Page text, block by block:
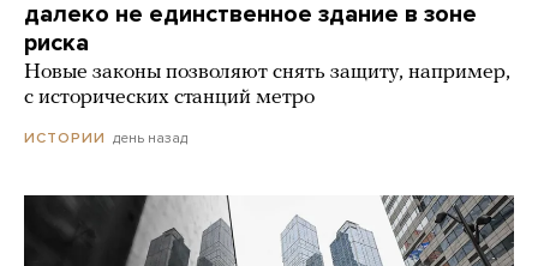
далеко не единственное здание в зоне
риска
Новые законы позволяют снять защиту, например,
с исторических станций метро
ИСТОРИИ день назад